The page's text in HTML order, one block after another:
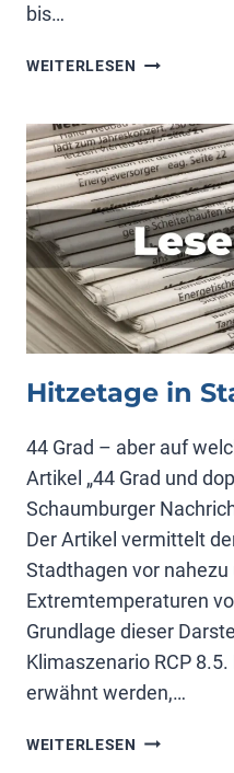
bis…
WEITERLESEN DIE
NICHT
STATT
Hitzetage in
44 Grad – aber auf
Artikel „44 Grad und
Schaumburger
Der Artikel vermittelt
Stadthagen vor
Extremtemperaturen
Grundlage dieser
Klimaszenario RCP
erwähnt werden,…
WEITERLESEN HITZETAGE